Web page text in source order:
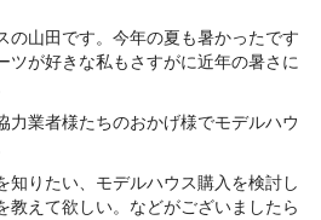
の山田です。今年の夏も暑かったです
ツが好きな私もさすがに近年の暑さに
力業者様たちのおかげ様でモデルハウ
知りたい、モデルハウス購入を検討し
教えて欲しい。などがございましたら